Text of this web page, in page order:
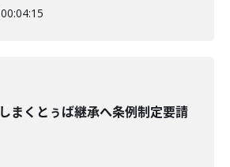
00:04:15
しまくとぅば継承へ条例制定要請